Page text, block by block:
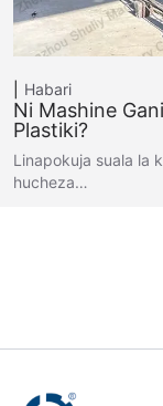
Habari
Ni Mashine
Plastiki?
Linapokuja suala la
hucheza…